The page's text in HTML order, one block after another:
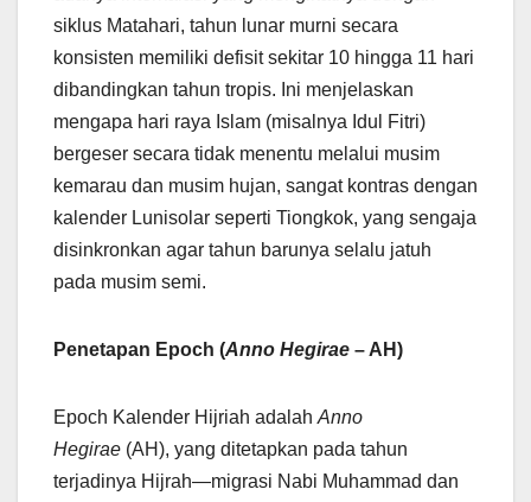
siklus Matahari, tahun lunar murni secara
konsisten memiliki defisit sekitar 10 hingga 11 hari
dibandingkan tahun tropis. Ini menjelaskan
mengapa hari raya Islam (misalnya Idul Fitri)
bergeser secara tidak menentu melalui musim
kemarau dan musim hujan, sangat kontras dengan
kalender Lunisolar seperti Tiongkok, yang sengaja
disinkronkan agar tahun barunya selalu jatuh
pada musim semi.
Penetapan Epoch (Anno Hegirae – AH)
Epoch Kalender Hijriah adalah Anno
Hegirae (AH), yang ditetapkan pada tahun
terjadinya Hijrah—migrasi Nabi Muhammad dan